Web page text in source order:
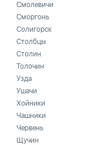
Смолевичи
Сморгонь
Солигорск
Столбцы
Столин
Толочин
Узда
Ушачи
Хойники
Чашники
Червень
Щучин